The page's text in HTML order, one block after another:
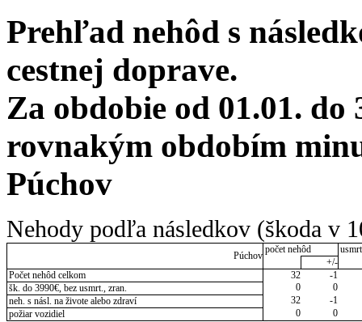
Prehľad nehôd s
cestnej doprave.
Za obdobie od 01.01. do
rovnakým obdobím
Púchov
Nehody podľa následkov (škoda v
Púchov
počet nehôd
+/-
Počet nehôd celkom
32
-1
šk. do 3990€, bez usmrt., zran.
0
0
neh. s násl. na živote alebo zdraví
32
-1
požiar vozidiel
0 0